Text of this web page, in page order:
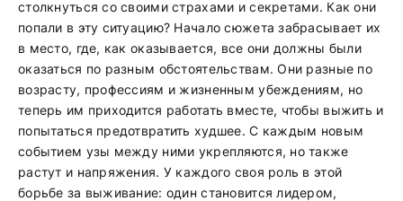
столкнуться со своими страхами и секретами. Как они
попали в эту ситуацию? Начало сюжета забрасывает их
в место, где, как оказывается, все они должны были
оказаться по разным обстоятельствам. Они разные по
возрасту, профессиям и жизненным убеждениям, но
теперь им приходится работать вместе, чтобы выжить и
попытаться предотвратить худшее. С каждым новым
событием узы между ними укрепляются, но также
растут и напряжения. У каждого своя роль в этой
борьбе за выживание: один становится лидером,